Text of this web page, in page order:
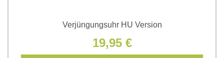
Verjüngungsuhr HU Version
19,95 €